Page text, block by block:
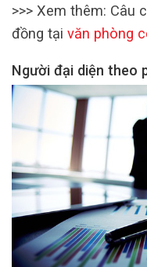
>>> Xem thêm: Câu
đồng tại văn phòng
Người đại diện theo